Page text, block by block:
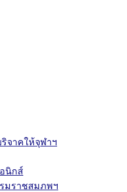
จาคให้จุฬาฯ
นิกส์
มราชสมภพฯ